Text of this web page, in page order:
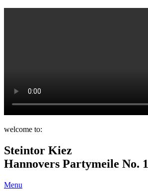
welcome to:
Steintor Kiez
Hannovers Partymeile No. 1
Menu